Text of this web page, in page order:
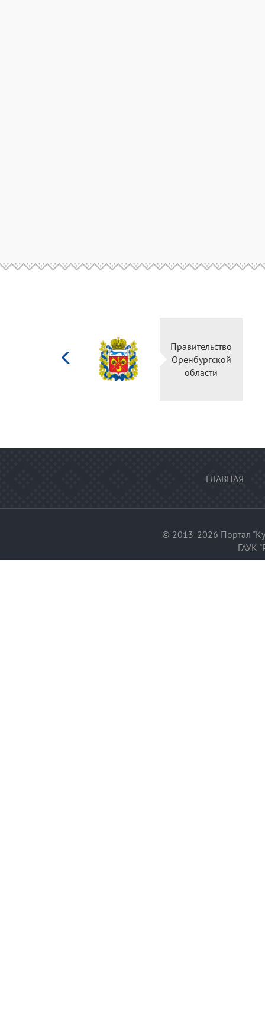
Правительство
Оренбургской
области
ГЛАВНАЯ
© 2013-2026 Портал
ГАУК